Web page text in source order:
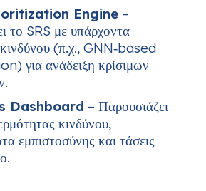
Engine –
το SRS με υπάρχοντα
(π.χ., GNN‑based
για ανάδειξη κρίσιμων
Dashboard – Παρουσιάζει
κινδύνου,
εμπιστοσύνης και τάσεις